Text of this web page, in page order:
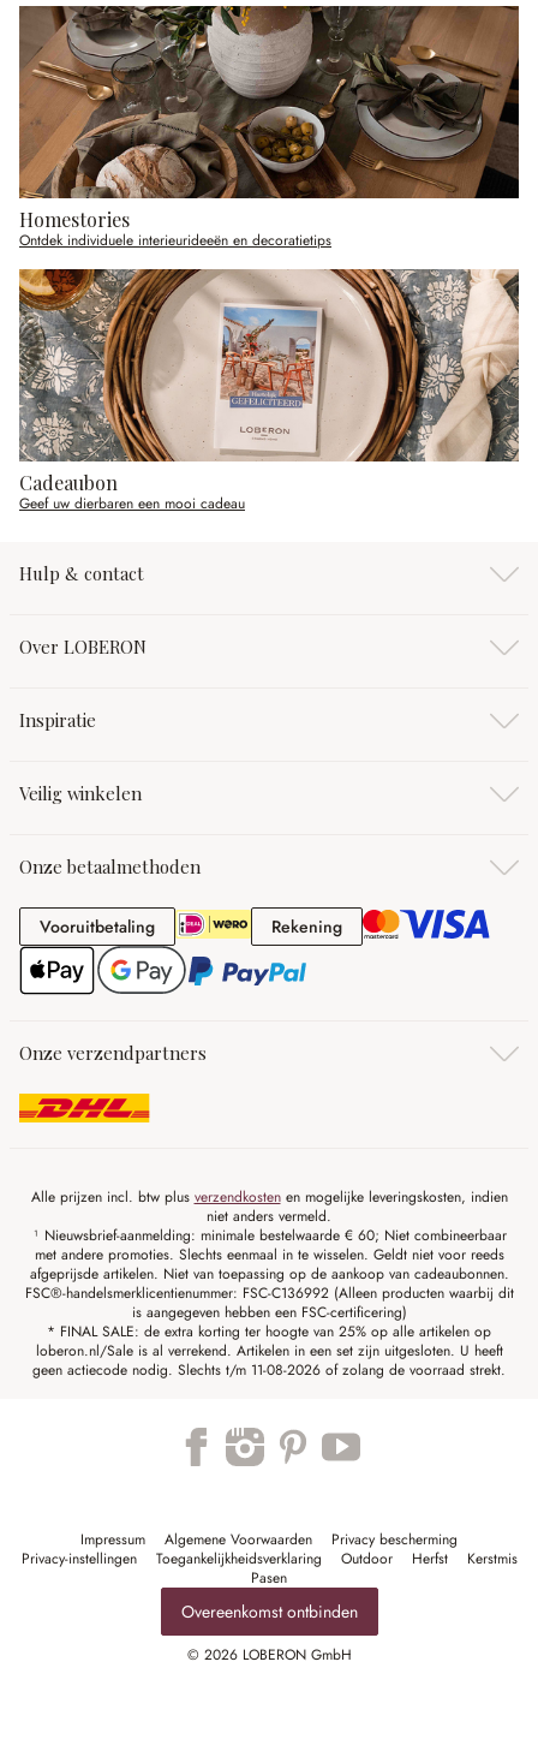
Homestories
Ontdek individuele interieurideeën en decoratietips
Cadeaubon
Geef uw dierbaren een mooi cadeau
Hulp & contact
Over LOBERON
Inspiratie
Veilig winkelen
Onze betaalmethoden
VooruitbetalingVooruitbetaling RekeningRekening
Onze verzendpartners
Alle prijzen incl. btw plus verzendkostenen mogelijke leveringskosten, indien
niet anders vermeld.
¹ Nieuwsbrief-aanmelding: minimale bestelwaarde € 60; Niet combineerbaar
met andere promoties. Slechts eenmaal in te wisselen. Geldt niet voor reeds
afgeprijsde artikelen. Niet van toepassing op de aankoop van cadeaubonnen.
FSC®-handelsmerklicentienummer: FSC-C136992 (Alleen producten waarbij dit
is aangegeven hebben een FSC-certificering)
* FINAL SALE: de extra korting ter hoogte van 25% op alle artikelen op
loberon.nl/Sale is al verrekend. Artikelen in een set zijn uitgesloten. U heeft
geen actiecode nodig. Slechts t/m 11-08-2026 of zolang de voorraad strekt.
Impressum Algemene Voorwaarden
Privacy bescherming
Privacy-instellingen
Toegankelijkheidsverklaring Outdoor Herfst
Kerstmis
Pasen
Overeenkomst ontbinden
© 2026 LOBERON GmbH